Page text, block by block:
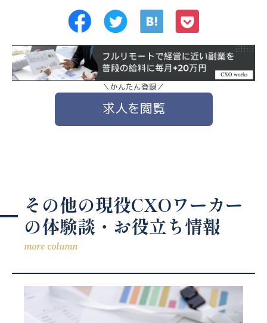
＼かんたん登録／
求人を閲覧
その他の現役CXOワーカー
の体験談・お役立ち情報
more column